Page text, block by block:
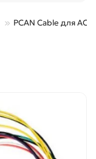
PCAN Cable для